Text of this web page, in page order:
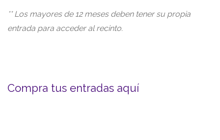
** Los mayores de 12 meses deben tener su propia
entrada para acceder al recinto.
Compra tus entradas aquí